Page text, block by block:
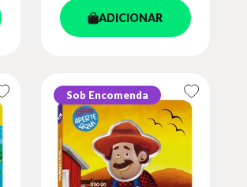
ADICIONAR
Sob Encomenda